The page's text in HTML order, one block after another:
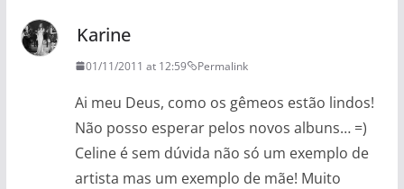
Karine
01/11/2011 at 12:59 Permalink
Ai meu Deus, como os gêmeos estão lindos!
Não posso esperar pelos novos albuns… =)
Celine é sem dúvida não só um exemplo de
artista mas um exemplo de mãe! Muito